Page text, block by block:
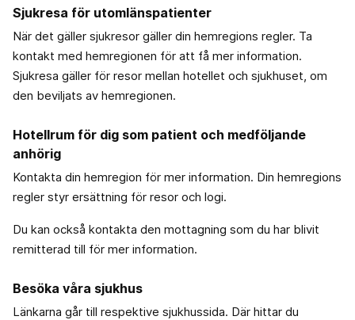
Sjukresa för utomlänspatienter
När det gäller sjukresor gäller din hemregions regler. Ta
kontakt med hemregionen för att få mer information.
Sjukresa gäller för resor mellan hotellet och sjukhuset, om
den beviljats av hemregionen.
Hotellrum för dig som patient och medföljande
anhörig
Kontakta din hemregion för mer information. Din hemregions
regler styr ersättning för resor och logi.
Du kan också kontakta den mottagning som du har blivit
remitterad till för mer information.
Besöka våra sjukhus
Länkarna går till respektive sjukhussida. Där hittar du